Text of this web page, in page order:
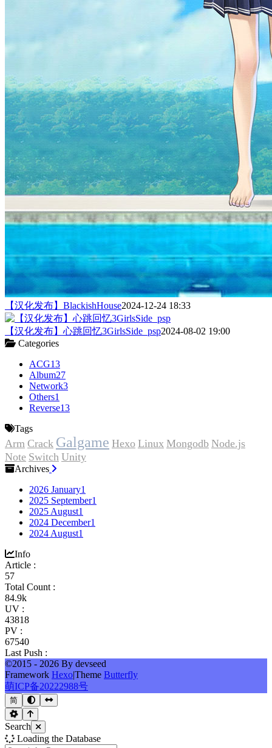
【汉化发布】BlackishHouse2024-12-24 18:33
【汉化发布】心跳回忆3GirlsSide_psp2024-08-02 19:00
Categories
ACG13
Album27
Network3
Others1
Reverse13
Tags
Arm Crack Galgame Hexo Linux Mongodb Node.js
Note Switch Unity
Archives
2026 January1
2025 September1
2025 August1
2024 December1
2024 August1
Info
Article :
57
Total Count :
84.9k
UV :
43818
PV :
67540
Last Push :
©2015 - 2026 By devseed
Framework Hexo|Theme Butterfly
萌ICP备20222988号
简
Search
Loading the Database